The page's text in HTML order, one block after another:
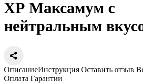
ХР Максамум с
нейтральным
ОписаниеИнструкция Оставить отзыв
Оплата Гарантии